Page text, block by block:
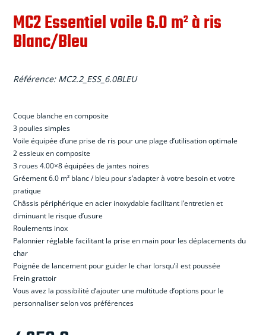
MC2 Essentiel voile 6.0 m² à ris
Blanc/Bleu
Référence: MC2.2_ESS_6.0BLEU
Coque blanche en composite
3 poulies simples
Voileéquipée d’une prise de ris pour une plage d’utilisation optimale
2 essieux en composite
3 roues 4.00×8équipées de jantes noires
Gréement 6.0 m² blanc / bleu pour s’adapterà votre besoin et votre
pratique
Châssis périphérique en acier inoxydable facilitant l’entretien et
diminuant le risque d’usure
Roulements inox
Palonnier réglable facilitant la prise en main pour les déplacements du
char
Poignée de lancement pour guider le char lorsqu’il est poussée
Frein grattoir
Vous avez la possibilité d’ajouter une multitude d’options pour le
personnaliser selon vos préférences